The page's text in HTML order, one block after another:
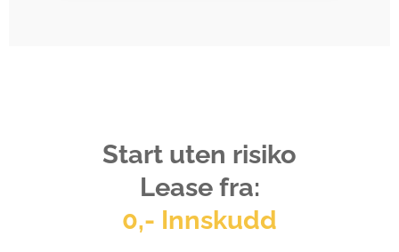
Start uten risiko
Lease fra:
0,- Innskudd